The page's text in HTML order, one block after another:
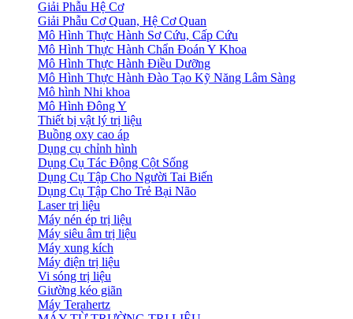
Giải Phẫu Hệ Cơ
Giải Phẫu Cơ Quan, Hệ Cơ Quan
Mô Hình Thực Hành Sơ Cứu, Cấp Cứu
Mô Hình Thực Hành Chẩn Đoán Y Khoa
Mô Hình Thực Hành Điều Dưỡng
Mô Hình Thực Hành Đào Tạo Kỹ Năng Lâm Sàng
Mô hình Nhi khoa
Mô Hình Đông Y
Thiết bị vật lý trị liệu
Buồng oxy cao áp
Dụng cụ chỉnh hình
Dụng Cụ Tác Động Cột Sống
Dụng Cụ Tập Cho Người Tai Biến
Dụng Cụ Tập Cho Trẻ Bại Não
Laser trị liệu
Máy nén ép trị liệu
Máy siêu âm trị liệu
Máy xung kích
Máy điện trị liệu
Vi sóng trị liệu
Giường kéo giãn
Máy Terahertz